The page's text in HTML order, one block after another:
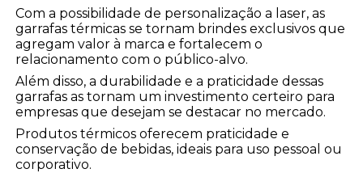
Com a possibilidade de personalização a laser, as
garrafas térmicas se tornam brindes exclusivos que
agregam valor à marca e fortalecem o
relacionamento com o público-alvo.
Além disso, a durabilidade e a praticidade dessas
garrafas as tornam um investimento certeiro para
empresas que desejam se destacar no mercado.
Produtos térmicos oferecem praticidade e
conservação de bebidas, ideais para uso pessoal ou
corporativo.